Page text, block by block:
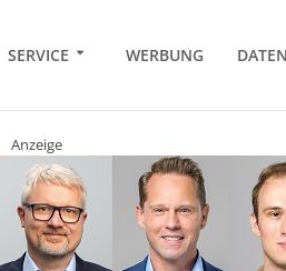
SERVICE WERBUNG
Anzeige